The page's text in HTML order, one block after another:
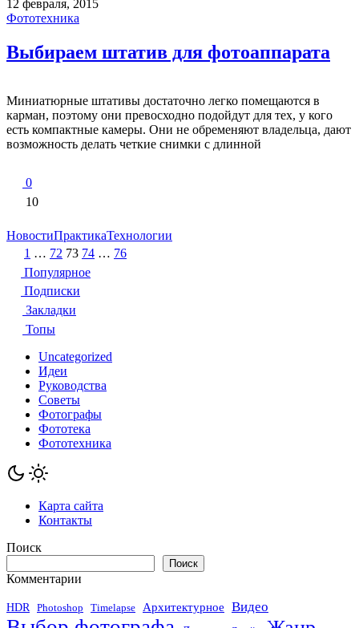
12 февраля, 2015
Фототехника
Выбираем штатив для фотоаппарата
Миниатюрные штативы достаточно легко помещаются в
карман, поэтому они превосходно подойдут для тех, у кого
есть компактные камеры. Они не обременяют владельца, дают
возможность делать четкие снимки с длинной
0
10
НовостиПрактикаТехнологии
Пагинация
записей
1 … 72 73 74 … 76
Популярное
Подписки
Закладки
Топы
Uncategorized
Идеи
Руководства
Советы
Фотографы
Фототека
Фототехника
Карта сайта
Контакты
Поиск
Поиск
Комментарии
HDR Photoshop Timelapse Архитектурное Видео